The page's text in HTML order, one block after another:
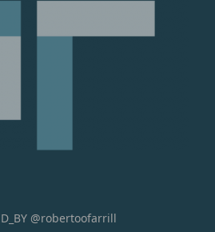
@robertoofarrill